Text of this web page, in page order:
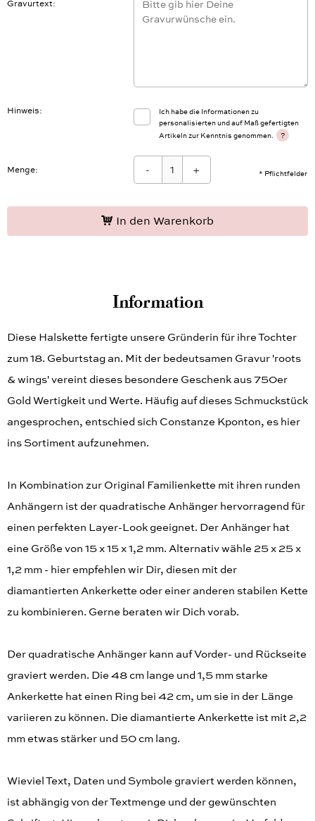
Gravurtext
Hinweis
Ich habe die Informationen zu
personalisierten und auf Maß gefertigten
Artikeln zur Kenntnis genommen.
?
* Pflichtfelder
Menge: - +
In den Warenkorb
Information
Diese Halskette fertigte unsere Gründerin für ihre Tochter
zum 18. Geburtstag an. Mit der bedeutsamen Gravur 'roots
& wings' vereint dieses besondere Geschenk aus 750er
Gold Wertigkeit und Werte. Häufig auf dieses Schmuckstück
angesprochen, entschied sich Constanze Kponton, es hier
ins Sortiment aufzunehmen.
In Kombination zur Original Familienkette mit ihren runden
Anhängern ist der quadratische Anhänger hervorragend für
einen perfekten Layer-Look geeignet. Der Anhänger hat
eine Größe von 15 x 15 x 1,2 mm. Alternativ wähle 25 x 25 x
1,2 mm - hier empfehlen wir Dir, diesen mit der
diamantierten Ankerkette oder einer anderen stabilen Kette
zu kombinieren. Gerne beraten wir Dich vorab.
Der quadratische Anhänger kann auf Vorder- und Rückseite
graviert werden. Die 48 cm lange und 1,5 mm starke
Ankerkette hat einen Ring bei 42 cm, um sie in der Länge
variieren zu können. Die diamantierte Ankerkette ist mit 2,2
mm etwas stärker und 50 cm lang.
Wieviel Text, Daten und Symbole graviert werden können,
ist abhängig von der Textmenge und der gewünschten